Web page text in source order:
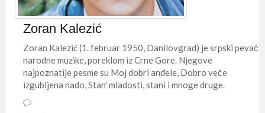
Zoran Kalezić
Zoran Kalezić (1. februar 1950, Danilovgrad) je srpski pevač
narodne muzike, poreklom iz Crne Gore. Njegove
najpoznatije pesme su Moj dobri anđele, Dobro veče
izgubljena nado, Stan' mladosti, stani i mnoge druge.